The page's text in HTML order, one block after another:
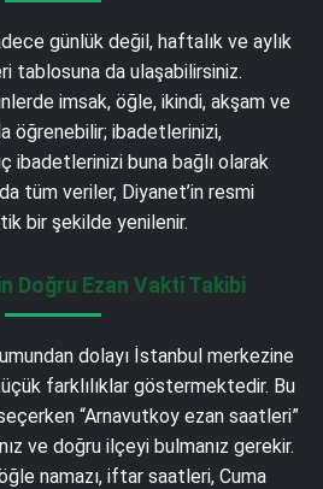
günlük değil, haftalık ve aylık
tablosuna da ulaşabilirsiniz.
imsak, öğle, ikindi, akşam ve
öğrenebilir; ibadetlerinizi,
ibadetlerinizi buna bağlı olarak
tüm veriler, Diyanet’in resmi
bir şekilde yenilenir.
Doğru Ezan Vakti Takibi
dolayı İstanbul merkezine
farklılıklar göstermektedir. Bu
“Arnavutkoy ezan saatleri”
ve doğru ilçeyi bulmanız gerekir.
namazı, iftar saatleri, Cuma